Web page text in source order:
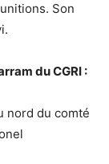
Son
du CGRI :
nord du comté